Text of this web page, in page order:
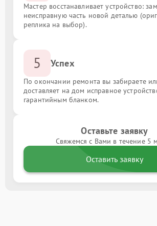
Мастер восстанавливает устройство:
неисправную часть новой деталью
реплика на выбор).
5 Успех
По окончании ремонта вы забираете
доставляет на дом исправное
гарантийным бланком.
Оставьте заявку
Свяжемся с Вами в течение 5
Оставить заявку